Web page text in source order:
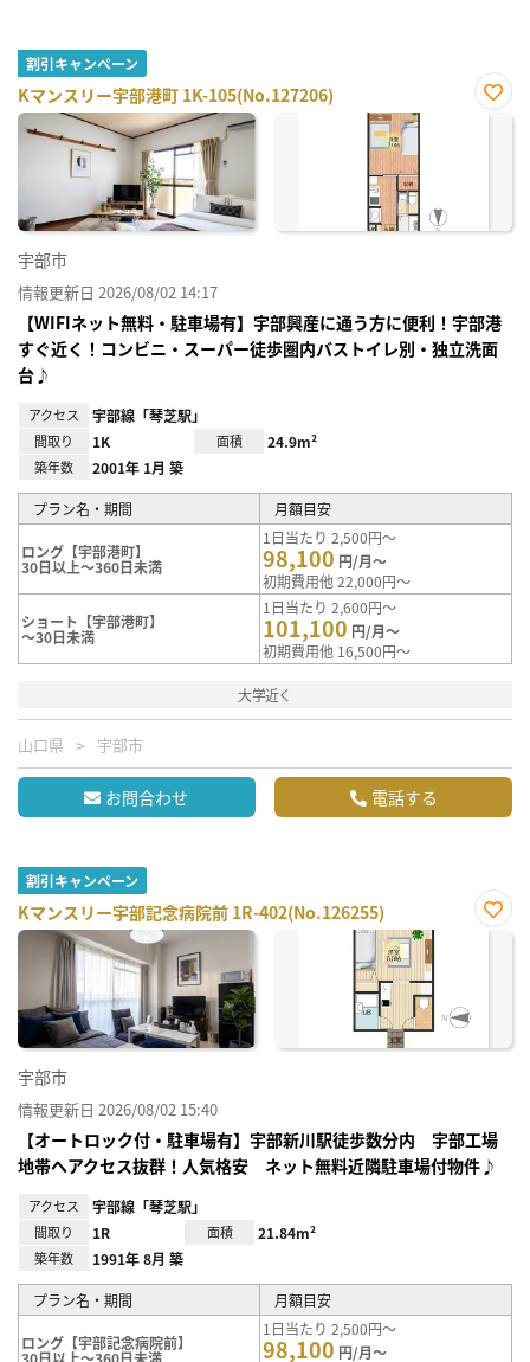
割引キャンペーン
Kマンスリー宇部港町 1K-105(No.127206)
お気
宇部市
情報更新日 2026/08/02 14:17
【WIFIネット無料・駐車場有】宇部興産に通う方に便利！宇部港
すぐ近く！コンビニ・スーパー徒歩圏内バストイレ別・独立洗面
台♪
アクセス 宇部線「琴芝駅」
間取り 1K 面積 24.9m²
築年数 2001年 1月 築
プラン名・期間 月額目安
ロング【宇部港町】
30日以上～360日未満
1日当たり 2,500円～
98,100 円/月～
初期費用他 22,000円～
ショート【宇部港町】
～30日未満
1日当たり 2,600円～
101,100 円/月～
初期費用他 16,500円～
大学近く
山口県 宇部市
お問合わせ 電話する
割引キャンペーン
Kマンスリー宇部記念病院前 1R-402(No.126255)
お気
宇部市
情報更新日 2026/08/02 15:40
【オートロック付・駐車場有】宇部新川駅徒歩数分内 宇部工場
地帯へアクセス抜群！人気格安 ネット無料近隣駐車場付物件♪
アクセス 宇部線「琴芝駅」
間取り 1R 面積 21.84m²
築年数 1991年 8月 築
プラン名・期間 月額目安
ロング【宇部記念病院前】
30日以上～360日未満
1日当たり 2,500円～
98,100 円/月～